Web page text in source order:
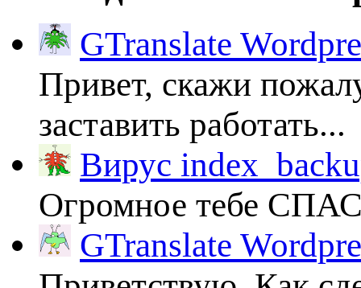
GTranslate
Привет, скажи
заставить работать...
Вирус
Огромное тебе
GTranslate